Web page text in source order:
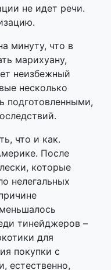
несколько
что и как.
После
которые
нелегальных
тинейджеров –
для
покупки с
естественно,
помнить, что
и развитый
людей, при
негативным